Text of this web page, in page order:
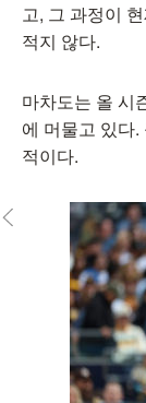
고, 그 과정이
적지 않다.
마차도는 올 시
에 머물고 있다
적이다.